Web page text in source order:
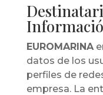
EUROMARINA
datos de los
perfiles de
empresa. La